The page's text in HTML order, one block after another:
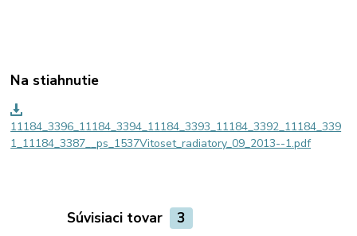
Na stiahnutie
11184_3396_11184_3394_11184_3393_11184_3392_11184_339
1_11184_3387__ps_1537Vitoset_radiatory_09_2013--1.pdf
Súvisiaci tovar 3